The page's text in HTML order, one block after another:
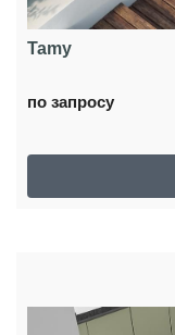
Tamy
по запросу